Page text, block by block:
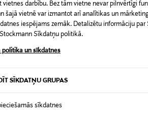
vietnes darbību. Bez tām vietne nevar pilnvērtīgi
šajā vietnē var izmantot arī analītikas un
iespējams zemāk. Detalizētu informāciju
Sīkdatņu politikā.
politika un sīkdatnes
SĪKDATŅU GRUPAS
sīkdatnes
0,00 €